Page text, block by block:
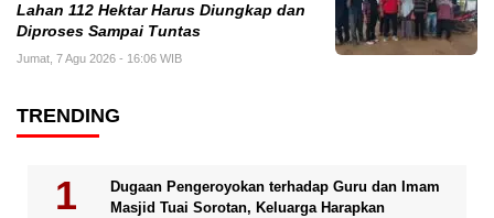
Lahan 112 Hektar Harus Diungkap dan
Diproses Sampai Tuntas
Jumat, 7 Agu 2026 - 16:06 WIB
TRENDING
Dugaan Pengeroyokan terhadap Guru dan Imam
Masjid Tuai Sorotan, Keluarga Harapkan